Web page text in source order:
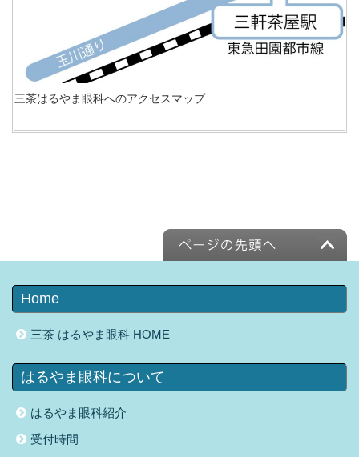
三茶はるやま眼科へのアクセスマップ
Home
三茶 はるやま眼科 HOME
はるやま眼科について
はるやま眼科紹介
受付時間